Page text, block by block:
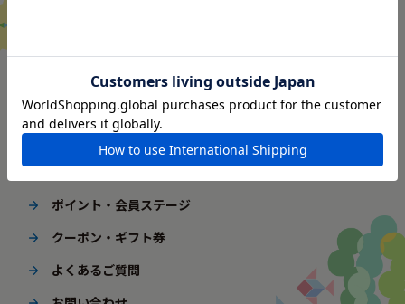
ご利用ガイド
はじめてご利用の方へ
ギフト包装
ポイント・会員ステージ
クーポン・ギフト券
よくあるご質問